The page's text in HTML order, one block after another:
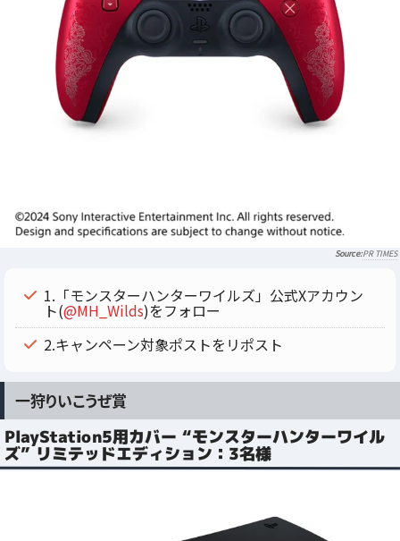
PR TIMES
1.「モンスターハンターワイルズ」公式Xアカウン
ト(@MH_Wilds)をフォロー
2.キャンペーン対象ポストをリポスト
一狩りいこうぜ賞
PlayStation5用カバー “モンスターハンターワイル
ズ” リミテッドエディション：3名様